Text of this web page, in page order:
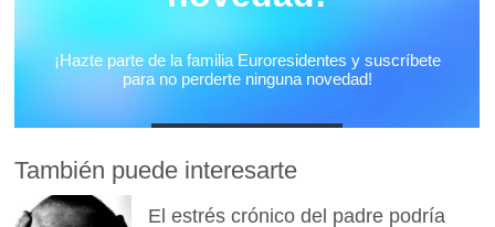
También puede interesarte
El estrés crónico del padre podría